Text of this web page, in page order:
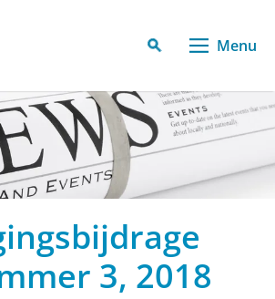
Menu
3, 2018